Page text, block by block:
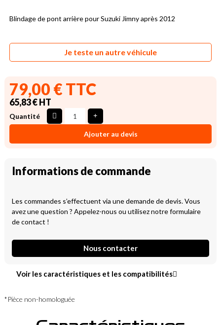
Blindage de pont arrière pour Suzuki Jimny après 2012
Je teste un autre véhicule
79,00 € TTC
65,83 € HT
Quantité
Ajouter au devis
Informations de commande
Les commandes s’effectuent via une demande de devis. Vous
avez une question ? Appelez-nous ou utilisez notre formulaire
de contact !
Nous contacter
Voir les caractéristiques et les compatibilités
*Pièce non-homologuée